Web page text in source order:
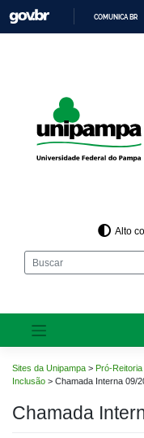
para
o
COMUNICA BR
Alto
Sites da Unipampa > Pró-
Inclusão > Chamada Interna 09/
Chamada